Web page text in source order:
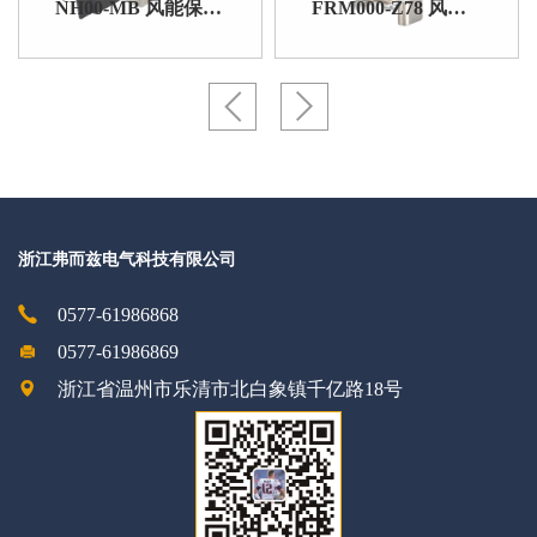
NH00-MB 风能保护用熔断器底座 FRM000-Z78 风能设备保护用熔断器
浙江弗而兹电气科技有限公司
0577-61986868
0577-61986869
浙江省温州市乐清市北白象镇千亿路18号